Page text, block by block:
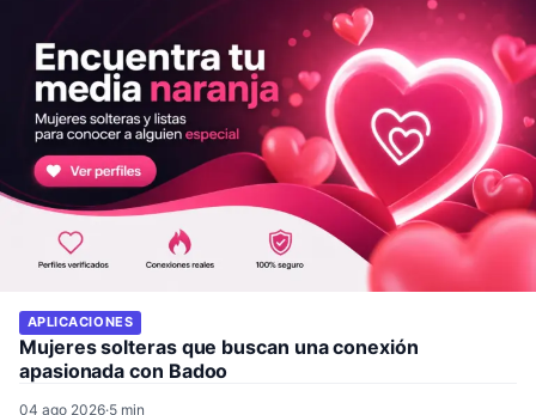
APLICACIONES
Mujeres solteras que buscan una conexión
apasionada con Badoo
04 ago 2026·5 min